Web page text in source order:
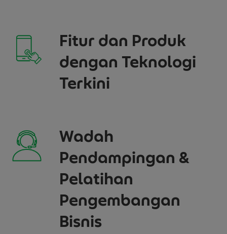
Fitur dan Produk
dengan Teknologi
Terkini
Wadah
Pendampingan &
Pelatihan
Pengembangan
Bisnis